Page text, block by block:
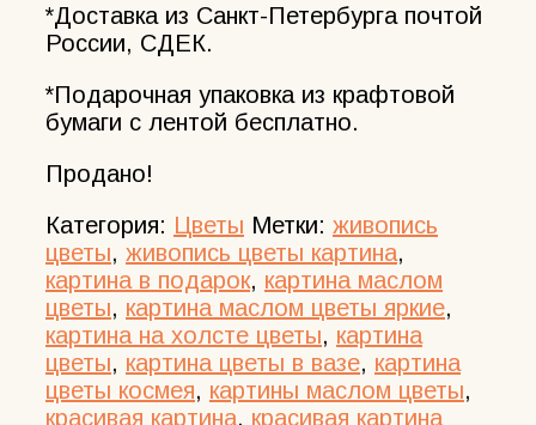
*Доставка из Санкт-Петербурга почтой
России, СДЕК.
*Подарочная упаковка из крафтовой
бумаги с лентой бесплатно.
Продано!
Категория: Цветы Метки: живопись
цветы, живопись цветы картина,
картина в подарок, картина маслом
цветы, картина маслом цветы яркие,
картина на холсте цветы, картина
цветы, картина цветы в вазе, картина
цветы космея, картины маслом цветы,
красивая картина, красивая картина